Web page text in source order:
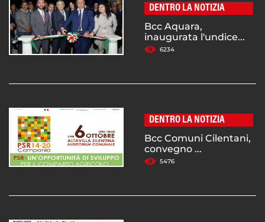
DENTRO LA NOTIZIA
Bcc Aquara,
inaugurata l'undice...
6234
DENTRO LA NOTIZIA
Bcc Comuni Cilentani,
convegno ...
5476